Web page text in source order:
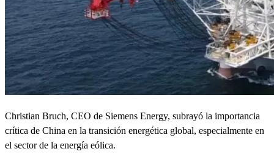
Christian Bruch, CEO de Siemens Energy, subrayó la importancia
crítica de China en la transición energética global, especialmente en
el sector de la energía eólica.